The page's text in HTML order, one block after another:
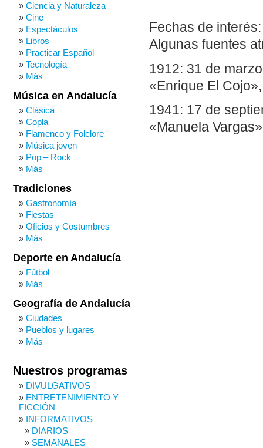
Fechas de
Algunas fuentes
1912: 31 de
«Enrique El
1941: 17 de
«Manuela
Ciencia y Naturaleza
Cine
Espectáculos
Libros
Practicar Español
Tecnología
Más
Música en Andalucía
Clásica
Copla
Flamenco y Folclore
Música joven
Pop – Rock
Más
Tradiciones
Gastronomía
Fiestas
Oficios y Costumbres
Más
Deporte en Andalucía
Fútbol
Más
Geografía de Andalucía
Ciudades
Pueblos y lugares
Más
Nuestros programas
DIVULGATIVOS
ENTRETENIMIENTO Y
FICCIÓN
INFORMATIVOS
DIARIOS
SEMANALES